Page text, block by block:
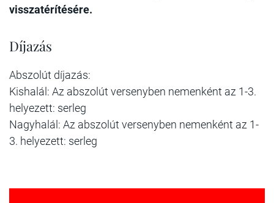
visszatérítésére.
Díjazás
Abszolút díjazás:
Kishalál: Az abszolút versenyben nemenként az 1-3.
helyezett: serleg
Nagyhalál: Az abszolút versenyben nemenként az 1-
3. helyezett: serleg